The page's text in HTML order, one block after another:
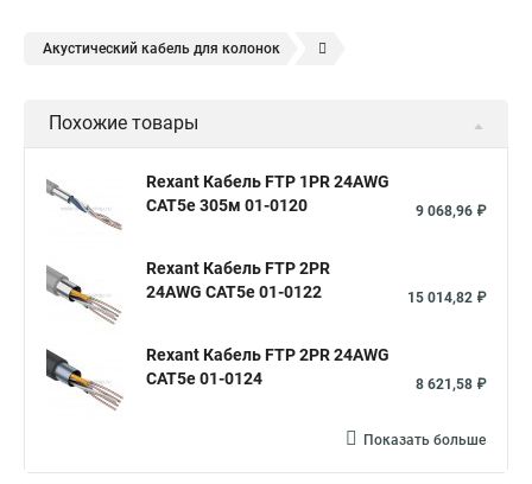
Акустический кабель для колонок
Подводящий провод динамика Акустический кабель медь
Акустические кабели 2.5 Провода для автозвука
Акустический кабель 1.5 Кабель сабвуферный
Похожие товары
Rexant Кабель FTP 1PR 24AWG
CAT5e 305м 01-0120
9 068,96 ₽
Rexant Кабель FTP 2PR
24AWG CAT5e 01-0122
15 014,82 ₽
Rexant Кабель FTP 2PR 24AWG
CAT5e 01-0124
8 621,58 ₽
Показать больше